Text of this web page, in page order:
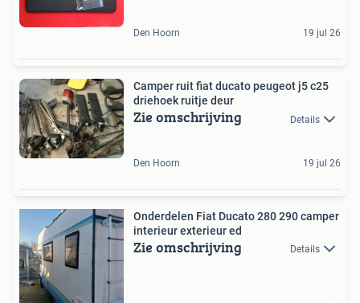
Den Hoorn 19 jul 26
Camper ruit fiat ducato peugeot j5 c25
driehoek ruitje deur
Zie omschrijving Details
Den Hoorn 19 jul 26
Onderdelen Fiat Ducato 280 290 camper
interieur exterieur ed
Zie omschrijving Details